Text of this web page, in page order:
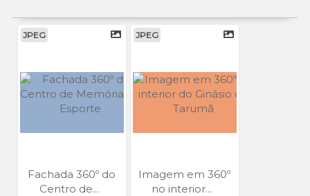
JPEG
Fachada 360º do
Centro de...
JPEG
Imagem em 360º
no interior...